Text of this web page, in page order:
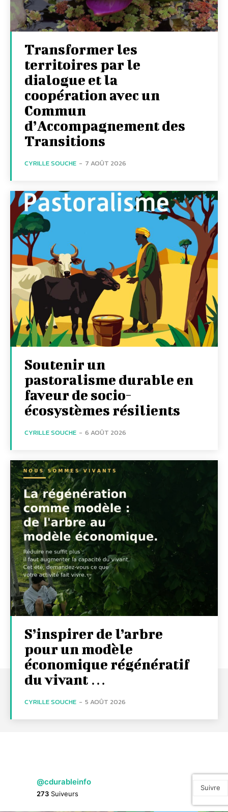
Transformer les
territoires par le
dialogue et la
coopération avec un
Commun
d’Accompagnement des
Transitions
CYRILLE SOUCHE - 7 AOÛT 2026
Soutenir un
pastoralisme durable en
faveur de socio-
écosystèmes résilients
CYRILLE SOUCHE - 6 AOÛT 2026
S’inspirer de l’arbre
pour un modèle
économique régénératif
du vivant …
CYRILLE SOUCHE - 5 AOÛT 2026
@cdurableinfo
273 Suiveurs
Suivre